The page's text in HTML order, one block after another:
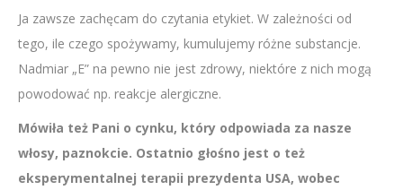
Ja zawsze zachęcam do czytania etykiet. W zależności od
tego, ile czego spożywamy, kumulujemy różne substancje.
Nadmiar „E” na pewno nie jest zdrowy, niektóre z nich mogą
powodować np. reakcje alergiczne.
Mówiła też Pani o cynku, który odpowiada za nasze
włosy, paznokcie. Ostatnio głośno jest o też
eksperymentalnej terapii prezydenta USA, wobec